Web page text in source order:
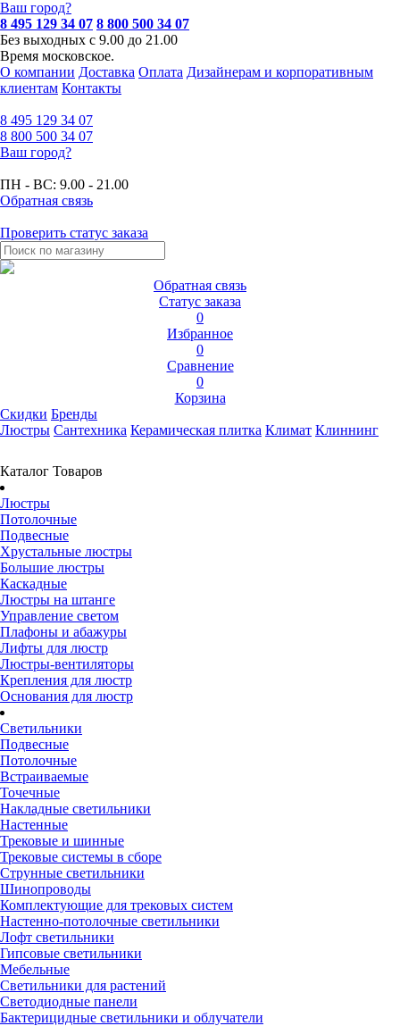
Ваш город?
8 495 129 34 07 8 800 500 34 07
Без выходных с 9.00 до 21.00
Время московское.
О компании Доставка Оплата Дизайнерам и корпоративным
клиентам Контакты
8 495 129 34 07
8 800 500 34 07
Ваш город?
ПН - ВС: 9.00 - 21.00
Обратная связь
Проверить статус заказа
Обратная связь
Статус заказа
0
Избранное
0
Сравнение
0
Корзина
Скидки Бренды
Люстры Сантехника Керамическая плитка Климат Клиннинг
Каталог Товаров
Люстры
Потолочные
Подвесные
Хрустальные люстры
Большие люстры
Каскадные
Люстры на штанге
Управление светом
Плафоны и абажуры
Лифты для люстр
Люстры-вентиляторы
Крепления для люстр
Основания для люстр
Светильники
Подвесные
Потолочные
Встраиваемые
Точечные
Накладные светильники
Настенные
Трековые и шинные
Трековые системы в сборе
Струнные светильники
Шинопроводы
Комплектующие для трековых систем
Настенно-потолочные светильники
Лофт светильники
Гипсовые светильники
Мебельные
Светильники для растений
Светодиодные панели
Бактерицидные светильники и облучатели